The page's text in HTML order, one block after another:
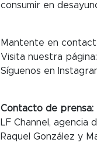
consumir en
Mantente en
Visita nuestra
Síguenos en
Contacto de prensa:
LF Channel, agencia
Raquel González y